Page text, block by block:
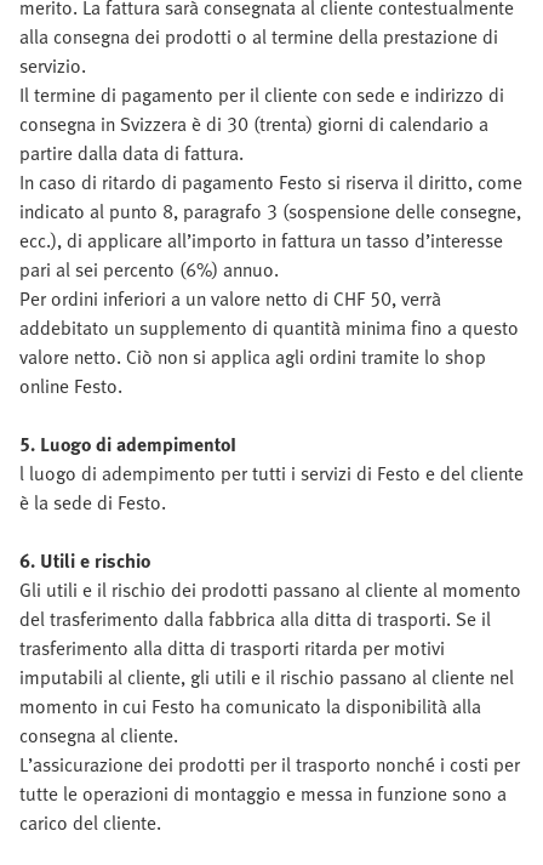
merito. La fattura sarà consegnata al cliente contestualmente
alla consegna dei prodotti o al termine della prestazione di
servizio.
Il termine di pagamento per il cliente con sede e indirizzo di
consegna in Svizzera è di 30 (trenta) giorni di calendario a
partire dalla data di fattura.
In caso di ritardo di pagamento Festo si riserva il diritto, come
indicato al punto 8, paragrafo 3 (sospensione delle consegne,
ecc.), di applicare all’importo in fattura un tasso d’interesse
pari al sei percento (6%) annuo.
Per ordini inferiori a un valore netto di CHF 50, verrà
addebitato un supplemento di quantità minima fino a questo
valore netto. Ciò non si applica agli ordini tramite lo shop
online Festo.
5. Luogo di adempimentoI
l luogo di adempimento per tutti i servizi di Festo e del cliente
è la sede di Festo.
6. Utili e rischio
Gli utili e il rischio dei prodotti passano al cliente al momento
del trasferimento dalla fabbrica alla ditta di trasporti. Se il
trasferimento alla ditta di trasporti ritarda per motivi
imputabili al cliente, gli utili e il rischio passano al cliente nel
momento in cui Festo ha comunicato la disponibilità alla
consegna al cliente.
L’assicurazione dei prodotti per il trasporto nonché i costi per
tutte le operazioni di montaggio e messa in funzione sono a
carico del cliente.